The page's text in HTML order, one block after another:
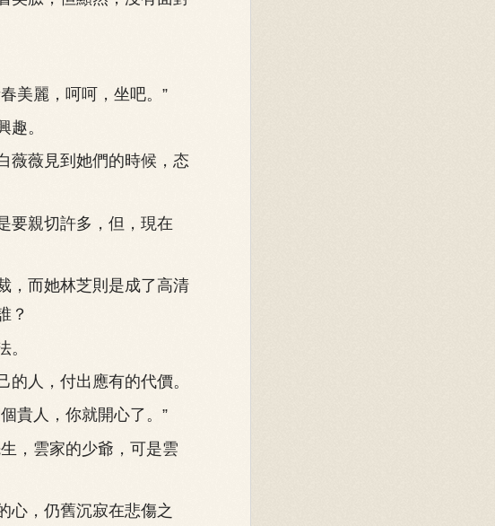
美麗，呵呵，坐吧。”
。
薇見到她們的時候，态
親切許多，但，現在
而她林芝則是成了高清
？
人，付出應有的代價。
貴人，你就開心了。”
，雲家的少爺，可是雲
，仍舊沉寂在悲傷之